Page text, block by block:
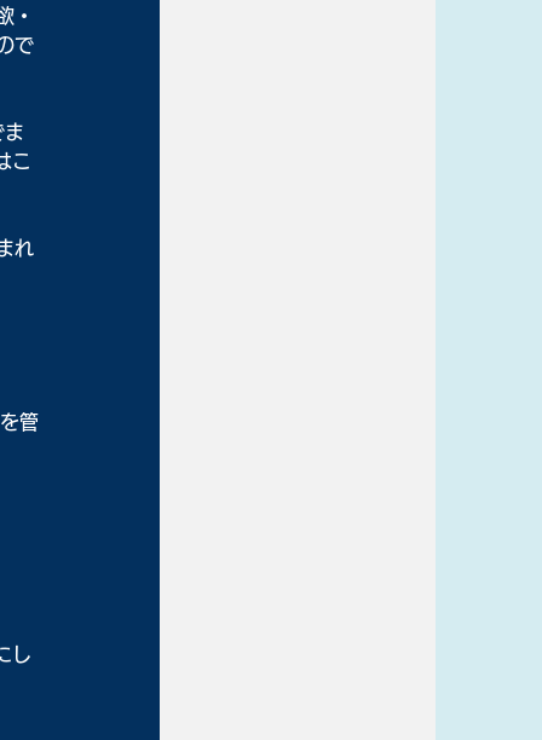
・
で
ま
こ
れ
管
し